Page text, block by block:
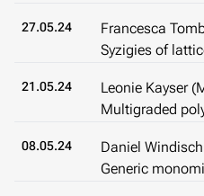
27.05.24
Francesca
Syzigies of
21.05.24
Leonie Kayser
Multigraded
08.05.24
Daniel
Generic